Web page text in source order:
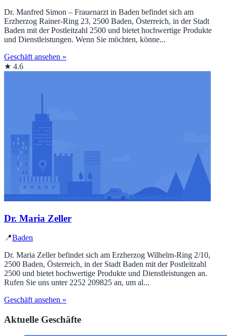
Dr. Manfred Simon – Frauenarzt in Baden befindet sich am
Erzherzog Rainer-Ring 23, 2500 Baden, Österreich, in der Stadt
Baden mit der Postleitzahl 2500 und bietet hochwertige Produkte
und Dienstleistungen. Wenn Sie möchten, könne...
Geschäft ansehen »
★ 4.6
Dr. Maria Zeller
📍Baden
Dr. Maria Zeller befindet sich am Erzherzog Wilhelm-Ring 2/10,
2500 Baden, Österreich, in der Stadt Baden mit der Postleitzahl
2500 und bietet hochwertige Produkte und Dienstleistungen an.
Rufen Sie uns unter 2252 209825 an, um al...
Geschäft ansehen »
Aktuelle Geschäfte